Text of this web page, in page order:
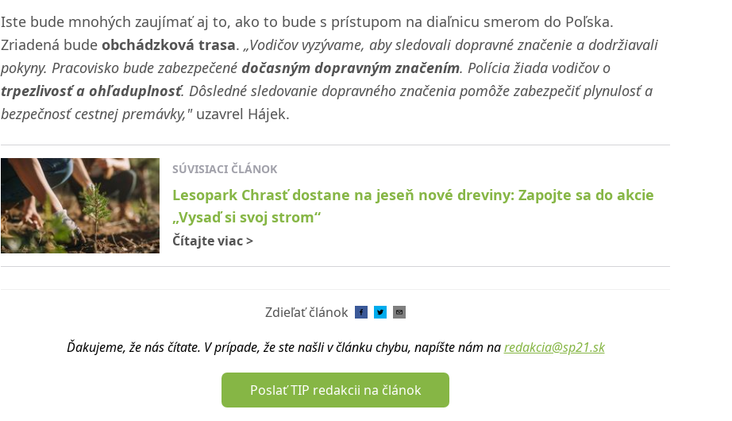
Iste bude mnohých zaujímať aj to, ako to bude s prístupom na diaľnicu smerom do Poľska.
Zriadená bude obchádzková trasa. „Vodičov vyzývame, aby sledovali dopravné značenie a dodržiavali
pokyny. Pracovisko bude zabezpečené dočasným dopravným značením. Polícia žiada vodičov o
trpezlivosť a ohľaduplnosť. Dôsledné sledovanie dopravného značenia pomôže zabezpečiť plynulosť a
bezpečnosť cestnej premávky,"uzavrel Hájek.
SÚVISIACI ČLÁNOK
Lesopark Chrasť dostane na jeseň nové dreviny: Zapojte sa do akcie
„Vysaď si svoj strom“
Čítajte viac>
Zdieľať článok
Ďakujeme, že nás čítate. V prípade, že ste našli v článku chybu, napíšte nám na redakcia@sp21.sk
Poslať TIP redakcii na článok